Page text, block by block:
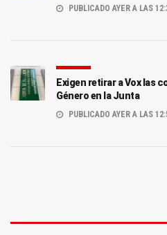
PUBLICADO AYER A LAS
Exigen retirar a Vox las
Género en la Junta
PUBLICADO AYER A LAS